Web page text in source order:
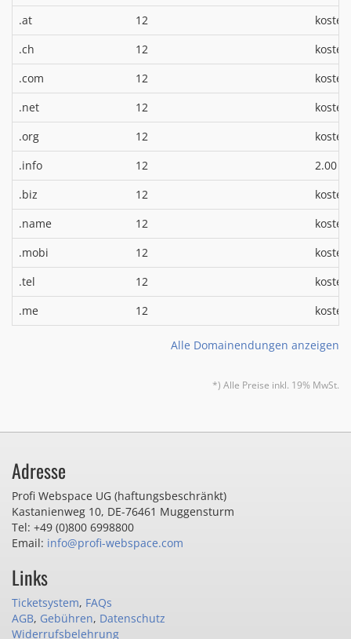
.at 12
.ch
12
.com
12
.net
12
.org
12
.info
12 2.00 €
.biz 12
.name
12
.mobi
12
.tel
12
.me
12
Alle Domainendungen anzeigen
*) Alle Preise inkl. 19% MwSt.
Adresse
Profi Webspace UG (haftungsbeschränkt)
Kastanienweg 10, DE-76461 Muggensturm
Tel: +49 (0)800 6998800
Email: info@profi-webspace.com
Links
Ticketsystem, FAQs
AGB, Gebühren, Datenschutz
Widerrufsbelehrung